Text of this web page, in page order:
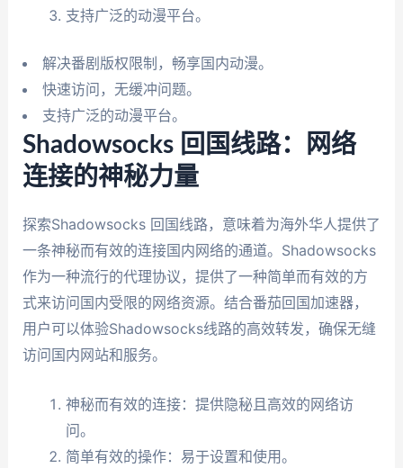
支持广泛的动漫平台。
解决番剧版权限制，畅享国内动漫。
快速访问，无缓冲问题。
支持广泛的动漫平台。
Shadowsocks 回国线路：网络
连接的神秘力量
探索Shadowsocks 回国线路，意味着为海外华人提供了
一条神秘而有效的连接国内网络的通道。Shadowsocks
作为一种流行的代理协议，提供了一种简单而有效的方
式来访问国内受限的网络资源。结合番茄回国加速器，
用户可以体验Shadowsocks线路的高效转发，确保无缝
访问国内网站和服务。
神秘而有效的连接：提供隐秘且高效的网络访
问。
简单有效的操作：易于设置和使用。